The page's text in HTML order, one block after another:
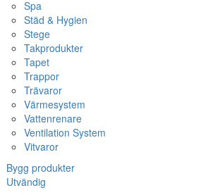
Spa
Städ & Hygien
Stege
Takprodukter
Tapet
Trappor
Trävaror
Värmesystem
Vattenrenare
Ventilation System
Vitvaror
Bygg produkter
Utvändig